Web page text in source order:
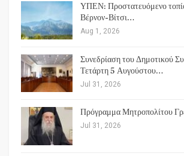
ΥΠΕΝ: Προστατευόμενο
Βέρνον-Βίτσι…
Aug 1, 2026
Συνεδρίαση του Δημοτικού
Τετάρτη 5 Αυγούστου…
Jul 31, 2026
Πρόγραμμα Μητροπολίτου
Jul 31, 2026